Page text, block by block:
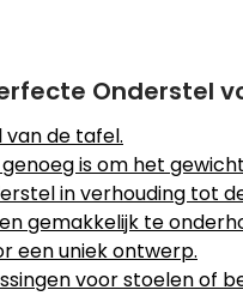
Onderstel
van de tafel.
is om het
in verhouding tot
gemakkelijk te
een uniek ontwerp.
voor stoelen of